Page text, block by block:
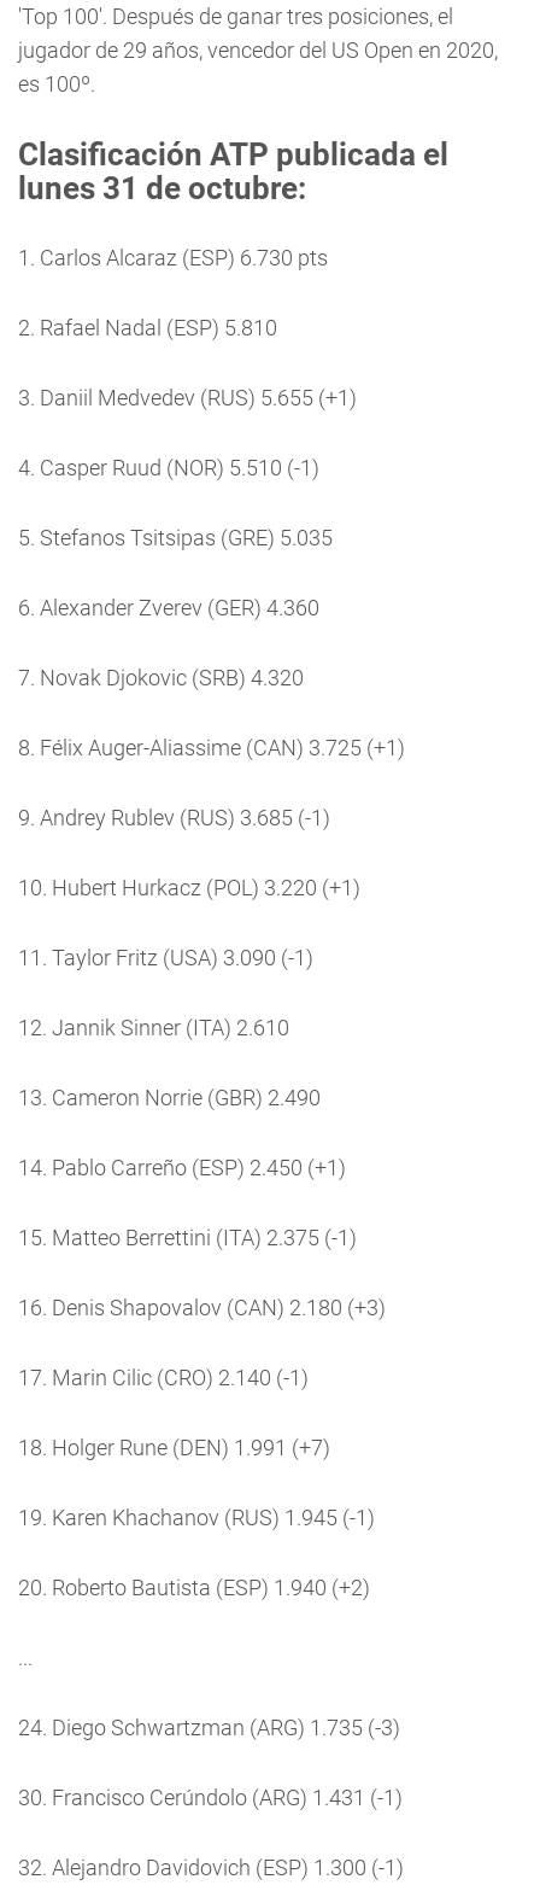
'Top 100'. Después de ganar tres posiciones, el
jugador de 29 años, vencedor del US Open en 2020,
es 100º.
Clasificación ATP publicada el
lunes 31 de octubre:
1. Carlos Alcaraz (ESP) 6.730 pts
2. Rafael Nadal (ESP) 5.810
3. Daniil Medvedev (RUS) 5.655 (+1)
4. Casper Ruud (NOR) 5.510 (-1)
5. Stefanos Tsitsipas (GRE) 5.035
6. Alexander Zverev (GER) 4.360
7. Novak Djokovic (SRB) 4.320
8. Félix Auger-Aliassime (CAN) 3.725 (+1)
9. Andrey Rublev (RUS) 3.685 (-1)
10. Hubert Hurkacz (POL) 3.220 (+1)
11. Taylor Fritz (USA) 3.090 (-1)
12. Jannik Sinner (ITA) 2.610
13. Cameron Norrie (GBR) 2.490
14. Pablo Carreño (ESP) 2.450 (+1)
15. Matteo Berrettini (ITA) 2.375 (-1)
16. Denis Shapovalov (CAN) 2.180 (+3)
17. Marin Cilic (CRO) 2.140 (-1)
18. Holger Rune (DEN) 1.991 (+7)
19. Karen Khachanov (RUS) 1.945 (-1)
20. Roberto Bautista (ESP) 1.940 (+2)
...
24. Diego Schwartzman (ARG) 1.735 (-3)
30. Francisco Cerúndolo (ARG) 1.431 (-1)
32. Alejandro Davidovich (ESP) 1.300 (-1)